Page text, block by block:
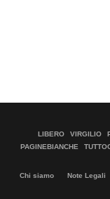
LIBERO VIRGILIO
PAGINEBIANCHE
Chi siamo Note Legali